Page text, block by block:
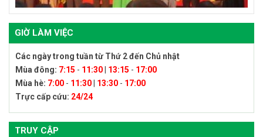
GIỜ LÀM VIỆC
Các ngày trong tuần từ Thứ 2 đến Chủ nhật
Mùa đông: 7:15 - 11:30 13:15 - 17:00
Mùa hè: 7:00 - 11:30 13:30 - 17:00
Trực cấp cứu: 24/24
TRUY CẬP